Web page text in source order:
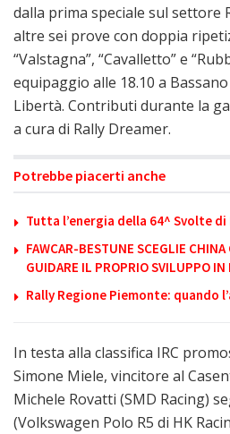
dalla prima speciale sul settore
altre sei prove con doppia
“Valstagna”, “Cavalletto” e
equipaggio alle 18.10 a
Libertà. Contributi durante la
a cura di Rally Dreamer.
Potrebbe piacerti anche
Tutta l’energia della 64^ Svolte di
FAWCAR-BESTUNE SCEGLIE CHINA
GUIDARE IL PROPRIO SVILUPPO IN
Rally Regione Piemonte: quando
In testa alla classifica IRC
Simone Miele, vincitore al
Michele Rovatti (SMD Racing)
(Volkswagen Polo R5 di HK